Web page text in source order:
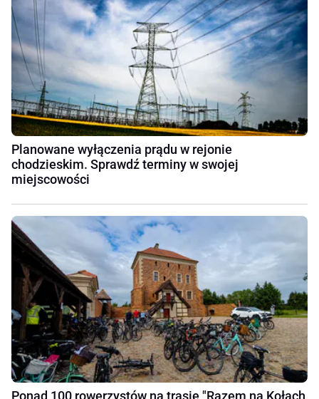
Planowane wyłączenia prądu w rejonie
chodzieskim. Sprawdź terminy w swojej
miejscowości